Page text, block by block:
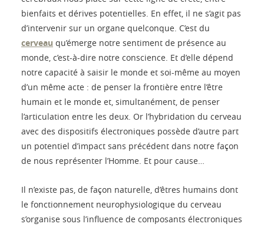
bienfaits et dérives potentielles. En effet, il ne s’agit pas
d’intervenir sur un organe quelconque. C’est du
cerveau qu’émerge notre sentiment de présence au
monde, c’est-à-dire notre conscience. Et d’elle dépend
notre capacité à saisir le monde et soi-même au moyen
d’un même acte : de penser la frontière entre l’être
humain et le monde et, simultanément, de penser
l’articulation entre les deux. Or l’hybridation du cerveau
avec des dispositifs électroniques possède d’autre part
un potentiel d’impact sans précédent dans notre façon
de nous représenter l’Homme. Et pour cause…
Il n’existe pas, de façon naturelle, d’êtres humains dont
le fonctionnement neurophysiologique du cerveau
s’organise sous l’influence de composants électroniques